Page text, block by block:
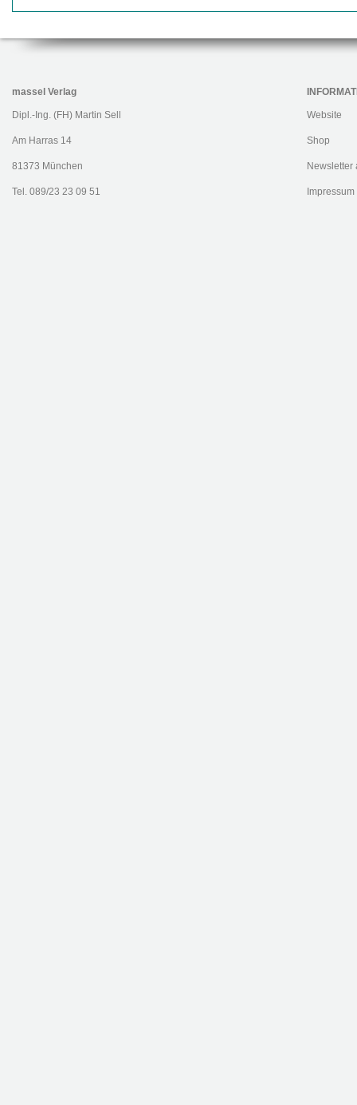
massel Verlag
Dipl.-Ing. (FH) Martin Sell
Am Harras 14
81373 München
Tel. 089/23 23 09 51
Website
Shop
Newsletter
Impressum